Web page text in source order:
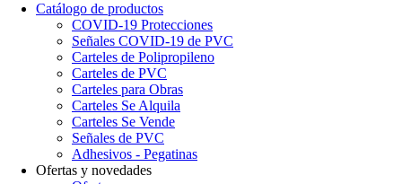
Catálogo de productos
COVID-19 Protecciones
Señales COVID-19 de PVC
Carteles de Polipropileno
Carteles de PVC
Carteles para Obras
Carteles Se Alquila
Carteles Se Vende
Señales de PVC
Adhesivos - Pegatinas
Ofertas y novedades